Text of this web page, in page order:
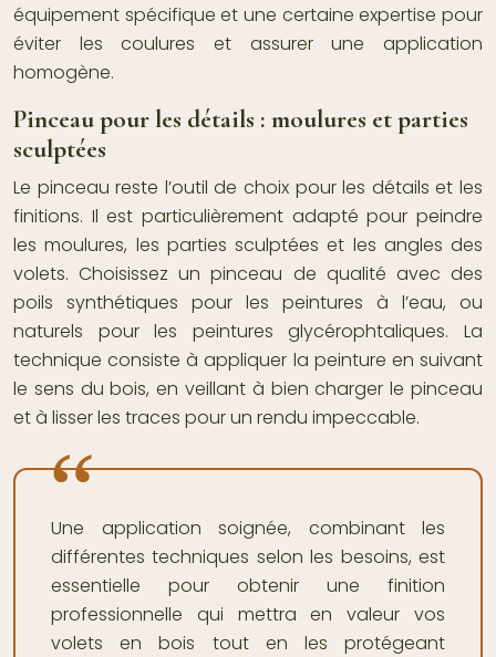
équipement spécifique et une certaine expertise pour
éviter les coulures et assurer une application
homogène.
Pinceau pour les détails : moulures et parties
sculptées
Le pinceau reste l’outil de choix pour les détails et les
finitions. Il est particulièrement adapté pour peindre
les moulures, les parties sculptées et les angles des
volets. Choisissez un pinceau de qualité avec des
poils synthétiques pour les peintures à l’eau, ou
naturels pour les peintures glycérophtaliques. La
technique consiste à appliquer la peinture en suivant
le sens du bois, en veillant à bien charger le pinceau
et à lisser les traces pour un rendu impeccable.
Une application soignée, combinant les
différentes techniques selon les besoins, est
essentielle pour obtenir une finition
professionnelle qui mettra en valeur vos
volets en bois tout en les protégeant